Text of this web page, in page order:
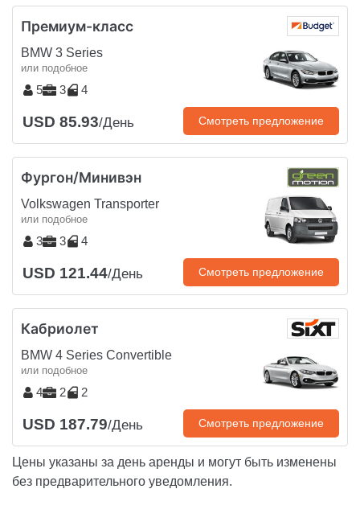
Премиум-класс
BMW 3 Series
или подобное
5 3 4
USD 85.93/День Смотреть предложение
Фургон/Минивэн
Volkswagen Transporter
или подобное
3 3 4
USD 121.44/День Смотреть предложение
Кабриолет
BMW 4 Series Convertible
или подобное
4 2 2
USD 187.79/День Смотреть предложение
Цены указаны за день аренды и могут быть изменены
без предварительного уведомления.